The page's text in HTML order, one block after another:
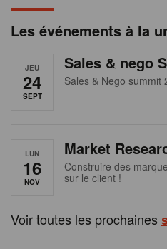
aLes événements à la
JEU
24
SEPT
Sales & nego
Sales & Nego summit
LUN
16
NOV
Market
Construire des
sur le client !
Voir toutes les prochaines